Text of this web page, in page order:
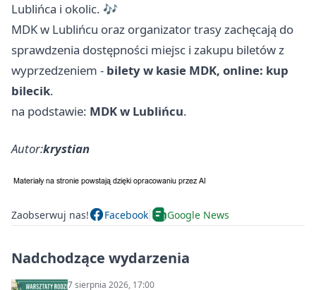
Lublińca i okolic. 🎶
MDK w Lublińcu oraz organizator trasy zachęcają do
sprawdzenia dostępności miejsc i zakupu biletów z
wyprzedzeniem - bilety w kasie MDK, online: kup
bilecik.
na podstawie: MDK w Lublińcu.
Autor:krystian
Zaobserwuj nas! Facebook Google News
Nadchodzące wydarzenia
7 sierpnia 2026, 17:00